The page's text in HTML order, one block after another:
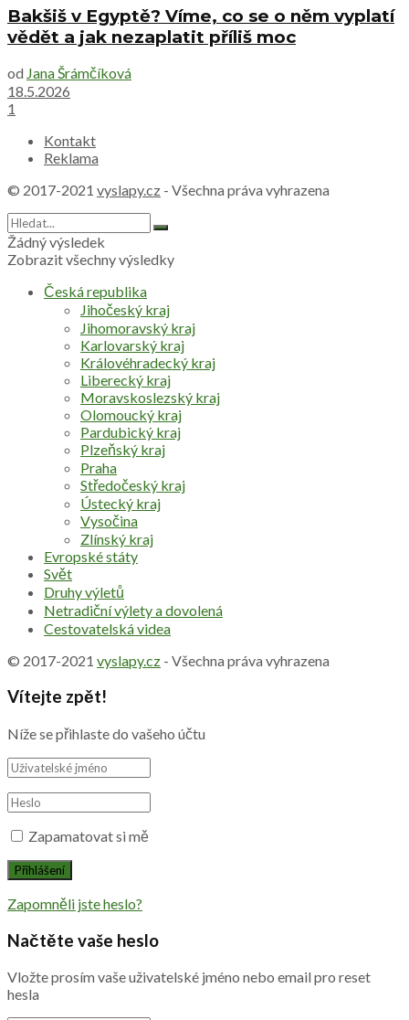
Bakšiš v Egyptě? Víme, co se o něm vyplatí
vědět a jak nezaplatit příliš moc
od Jana Šrámčíková
18.5.2026
1
Kontakt
Reklama
© 2017-2021 vyslapy.cz - Všechna práva vyhrazena
Žádný výsledek
Zobrazit všechny výsledky
Česká republika
Jihočeský kraj
Jihomoravský kraj
Karlovarský kraj
Královéhradecký kraj
Liberecký kraj
Moravskoslezský kraj
Olomoucký kraj
Pardubický kraj
Plzeňský kraj
Praha
Středočeský kraj
Ústecký kraj
Vysočina
Zlínský kraj
Evropské státy
Svět
Druhy výletů
Netradiční výlety a dovolená
Cestovatelská videa
© 2017-2021 vyslapy.cz - Všechna práva vyhrazena
Vítejte zpět!
Níže se přihlaste do vašeho účtu
Zapamatovat si mě
Zapomněli jste heslo?
Načtěte vaše heslo
Vložte prosím vaše uživatelské jméno nebo email pro reset
hesla